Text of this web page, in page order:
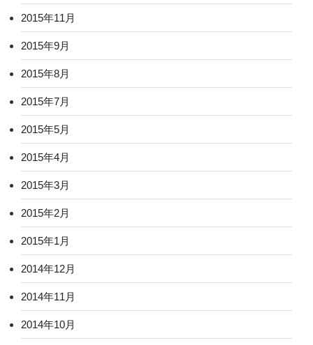
2015年11月
2015年9月
2015年8月
2015年7月
2015年5月
2015年4月
2015年3月
2015年2月
2015年1月
2014年12月
2014年11月
2014年10月